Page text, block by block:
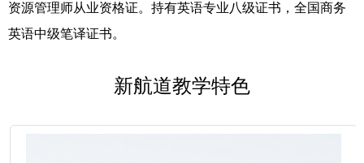
资源管理师从业资格证。持有英语专业八级证书，全国商务
英语中级笔译证书。
新航道教学特色